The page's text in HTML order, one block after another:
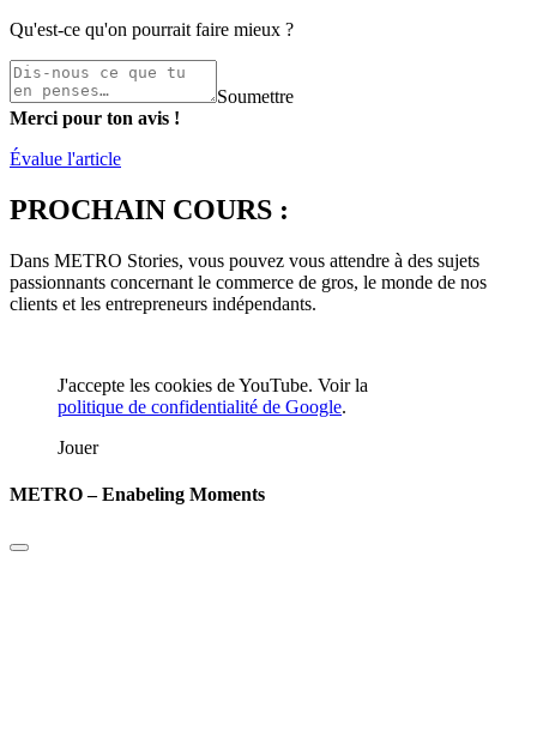
Qu'est-ce qu'on pourrait faire mieux ?
Soumettre
Merci pour ton avis !
Évalue l'article
PROCHAIN COURS :
Dans METRO Stories, vous pouvez vous attendre à des sujets
passionnants concernant le commerce de gros, le monde de nos
clients et les entrepreneurs indépendants.
J'accepte les cookies de YouTube. Voir la
politique de confidentialité de Google.
Jouer
METRO – Enabeling Moments